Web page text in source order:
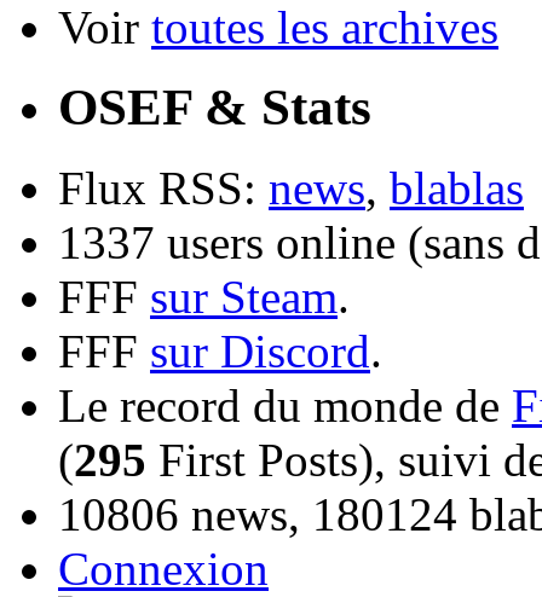
Voir toutes les archives
OSEF & Stats
Flux RSS: news, blablas
1337 users online (sans
FFF sur Steam.
FFF sur Discord.
Le record du monde de
(295 First Posts), suivi
10806 news, 180124
Connexion